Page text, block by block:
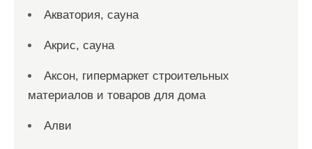
Акватория, сауна
Акрис, сауна
Аксон, гипермаркет строительных
материалов и товаров для дома
Алви